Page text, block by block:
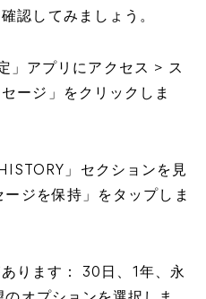
認してみましょう。
」アプリにアクセス > ス
ージ」をクリックしま
」セクションを見
ジを保持」をタップしま
ります： 30日、1年、永